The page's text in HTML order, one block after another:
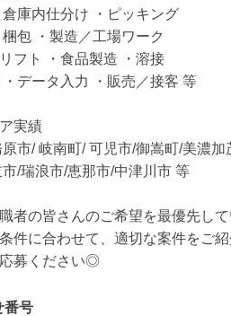
倉庫内仕分け ・ピッキング
梱包 ・製造／工場ワーク
フト ・食品製造 ・溶接
・データ入力 ・販売／接客 等
実績
市/ 岐南町/ 可児市/御嵩町/美濃加
/瑞浪市/恵那市/中津川市 等
者の皆さんのご希望を最優先し
件に合わせて、適切な案件をご
募ください◎
番号